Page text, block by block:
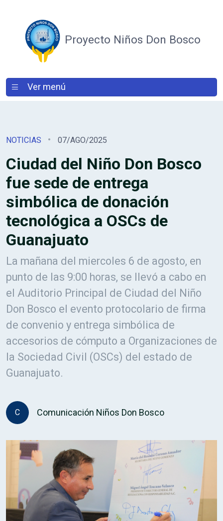
Proyecto Niños Don Bosco
Ver menú
NOTICIAS 07/AGO/2025
Ciudad del Niño Don Bosco
fue sede de entrega
simbólica de donación
tecnológica a OSCs de
Guanajuato
La mañana del miercoles 6 de agosto, en
punto de las 9:00 horas, se llevó a cabo en
el Auditorio Principal de Ciudad del Niño
Don Bosco el evento protocolario de firma
de convenio y entrega simbólica de
accesorios de cómputo a Organizaciones de
la Sociedad Civil (OSCs) del estado de
Guanajuato.
C Comunicación Niños Don Bosco